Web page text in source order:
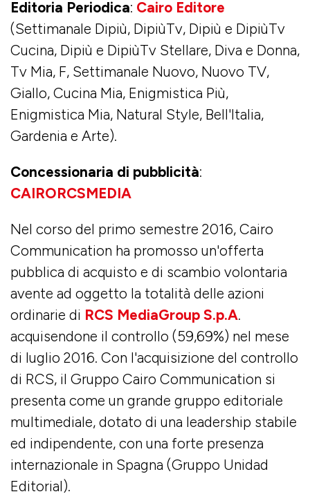
Editoria Periodica: Cairo Editore
(Settimanale Dipiù, DipiùTv, Dipiù e DipiùTv
Cucina, Dipiù e DipiùTv Stellare, Diva e Donna,
Tv Mia, F, Settimanale Nuovo, Nuovo TV,
Giallo, Cucina Mia, Enigmistica Più,
Enigmistica Mia, Natural Style, Bell'Italia,
Gardenia e Arte).
Concessionaria di pubblicità:
CAIRORCSMEDIA
Nel corso del primo semestre 2016, Cairo
Communication ha promosso un'offerta
pubblica di acquisto e di scambio volontaria
avente ad oggetto la totalità delle azioni
ordinarie di RCS MediaGroup S.p.A.
acquisendone il controllo (59,69%) nel mese
di luglio 2016. Con l'acquisizione del controllo
di RCS, il Gruppo Cairo Communication si
presenta come un grande gruppo editoriale
multimediale, dotato di una leadership stabile
ed indipendente, con una forte presenza
internazionale in Spagna (Gruppo Unidad
Editorial).